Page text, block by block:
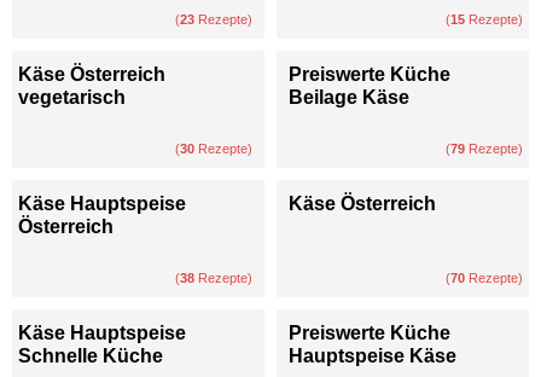
(23 Rezepte) (15 Rezepte)
Käse Österreich
vegetarisch
(30 Rezepte)
Preiswerte Küche
Beilage Käse
(79 Rezepte)
Käse Hauptspeise
Österreich
(38 Rezepte)
Käse Österreich
(70 Rezepte)
Käse Hauptspeise
Schnelle Küche
Preiswerte Küche
Hauptspeise Käse